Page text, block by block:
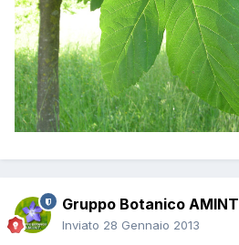
Gruppo Botanico AMINT
Inviato 28 Gennaio 2013